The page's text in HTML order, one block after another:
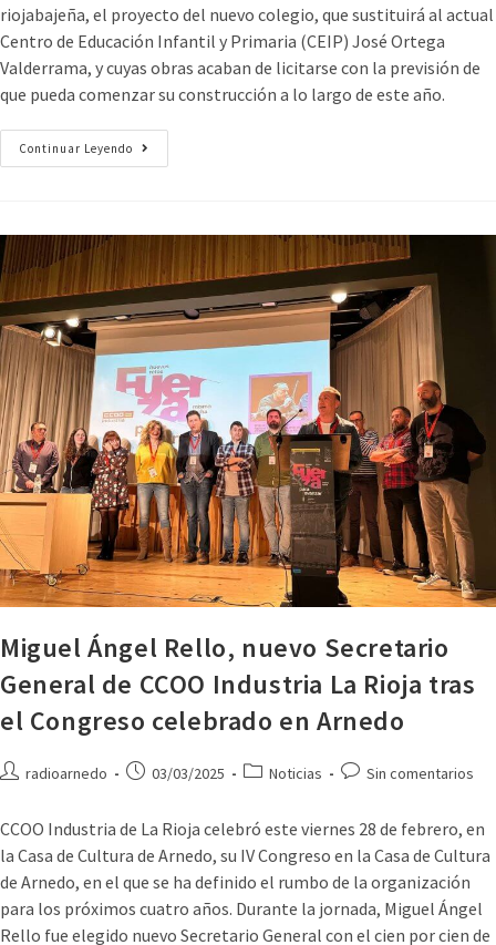
riojabajeña, el proyecto del nuevo colegio, que sustituirá al actual
Centro de Educación Infantil y Primaria (CEIP) José Ortega
Valderrama, y cuyas obras acaban de licitarse con la previsión de
que pueda comenzar su construcción a lo largo de este año.
Continuar Leyendo
Miguel Ángel Rello, nuevo Secretario
General de CCOO Industria La Rioja tras
el Congreso celebrado en Arnedo
radioarnedo 03/03/2025 Noticias Sin comentarios
CCOO Industria de La Rioja celebró este viernes 28 de febrero, en
la Casa de Cultura de Arnedo, su IV Congreso en la Casa de Cultura
de Arnedo, en el que se ha definido el rumbo de la organización
para los próximos cuatro años. Durante la jornada, Miguel Ángel
Rello fue elegido nuevo Secretario General con el cien por cien de